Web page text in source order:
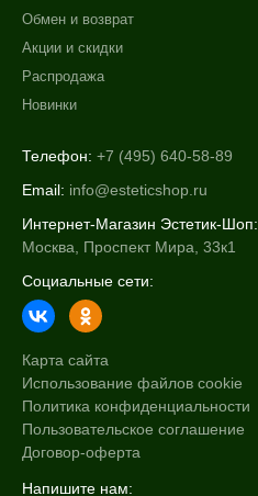
Обмен и возврат
Акции и скидки
Распродажа
Новинки
Телефон: +7 (495) 640-58-89
Email: info@esteticshop.ru
Интернет-Магазин Эстетик-Шоп:
Москва, Проспект Мира, 33к1
Социальные сети:
Карта сайта
Использование файлов cookie
Политика конфиденциальности
Пользовательское соглашение
Договор-оферта
Напишите нам: